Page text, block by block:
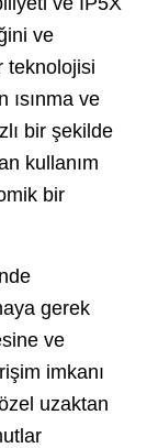
ve
teknolojisi
ısınma ve
bir şekilde
kullanım
bir
gerek
ve
imkanı
uzaktan